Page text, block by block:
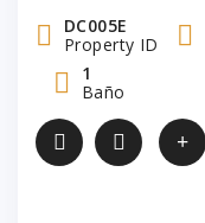
DC005E
Property ID
1
Baño